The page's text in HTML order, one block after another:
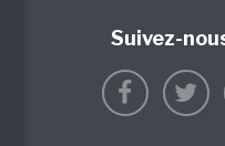
Suivez-